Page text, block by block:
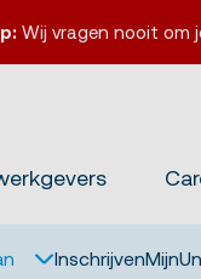
Wij vragen nooit om
Inschrijven